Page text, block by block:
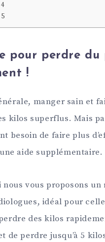
pour perdre
!
manger sain et
kilos superflus. Mais
besoin de faire plus
aide supplémentaire.
nous vous proposons
idéal pour
des kilos
de perdre jusqu’à 5